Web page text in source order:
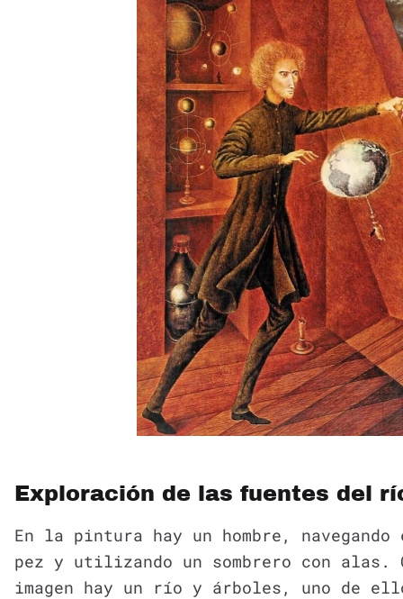
Exploración de las fuentes del
En la pintura hay un hombre,
pez y utilizando un sombrero con alas.
imagen hay un río y árboles, uno de